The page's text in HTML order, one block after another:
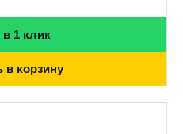
в 1 клик
в корзину